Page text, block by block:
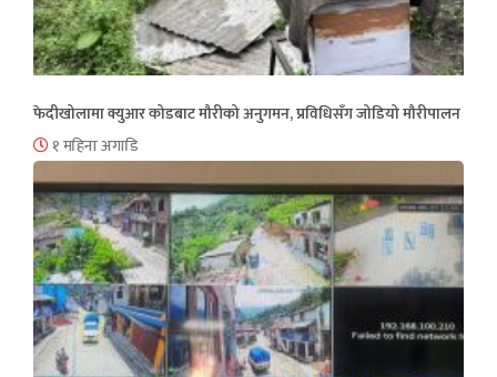
फेदीखोलामा क्युआर कोडबाट मौरीको अनुगमन, प्रविधिसँग जोडियो मौरीपालन
१ महिना अगाडि